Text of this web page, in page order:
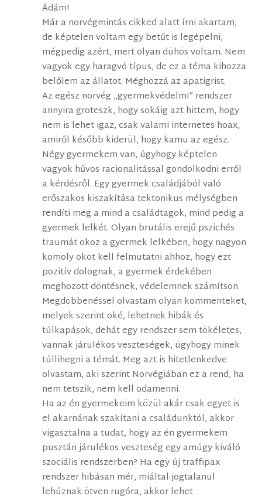
Ádám!
Már a norvégmintás cikked alatt írni akartam,
de képtelen voltam egy betűt is legépelni,
mégpedig azért, mert olyan dühös voltam. Nem
vagyok egy haragvó típus, de ez a téma kihozza
belőlem az állatot. Méghozzá az apatigrist.
Az egész norvég „gyermekvédelmi” rendszer
annyira groteszk, hogy sokáig azt hittem, hogy
nem is lehet igaz, csak valami internetes hoax,
amiről később kiderül, hogy kamu az egész.
Négy gyermekem van, úgyhogy képtelen
vagyok hűvös racionalitással gondolkodni erről
a kérdésről. Egy gyermek családjából való
erőszakos kiszakítása tektonikus mélységben
rendíti meg a mind a családtagok, mind pedig a
gyermek lelkét. Olyan brutális erejű pszichés
traumát okoz a gyermek lelkében, hogy nagyon
komoly okot kell felmutatni ahhoz, hogy ezt
pozitív dolognak, a gyermek érdekében
meghozott döntésnek, védelemnek számítson.
Megdöbbenéssel olvastam olyan kommenteket,
melyek szerint oké, lehetnek hibák és
túlkapások, dehát egy rendszer sem tökéletes,
vannak járulékos veszteségek, úgyhogy minek
túllihegni a témát. Meg azt is hitetlenkedve
olvastam, aki szerint Norvégiában ez a rend, ha
nem tetszik, nem kell odamenni.
Ha az én gyermekeim közül akár csak egyet is
el akarnának szakítani a családunktól, akkor
vigasztalna a tudat, hogy az én gyermekem
pusztán járulékos veszteség egy amúgy kiváló
szociális rendszerben? Ha egy új traffipax
rendszer hibásan mér, miáltal jogtalanul
lehúznak ötven rugóra, akkor lehet